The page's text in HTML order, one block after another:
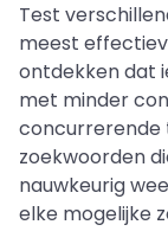
Test
meest
ontdekken dat
met minder
concurrerende
zoekwoorden
nauwkeurig
elke mogelijke